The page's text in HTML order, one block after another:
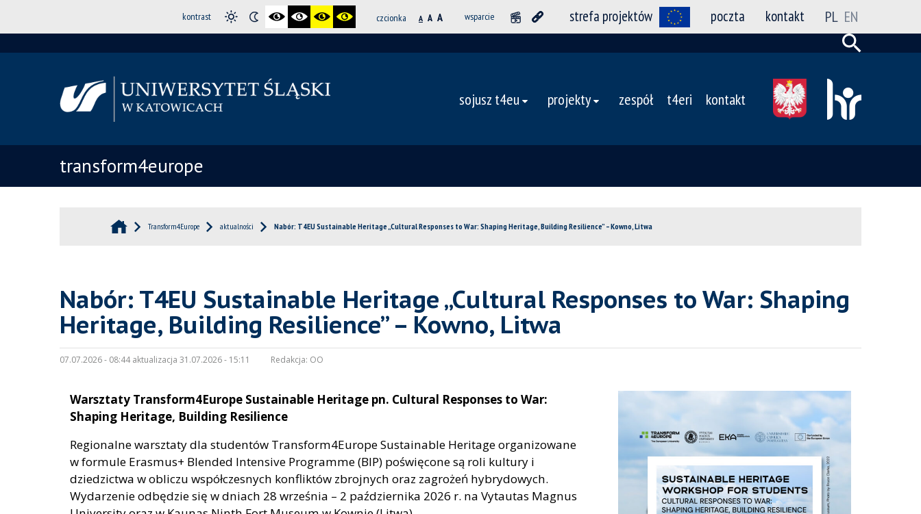
kontrast czcionka A A A wsparcie strefa projektów poczta kontakt PL EN
sojusz t4eu projekty zespół t4eri kontakt
transform4europe
Transform4Europe aktualności Nabór: T4EU Sustainable Heritage „Cultural Responses to War: Shaping Heritage, Building Resilience” – Kowno, Litwa
Nabór: T4EU Sustainable Heritage „Cultural Responses to War: Shaping
Heritage, Building Resilience” – Kowno, Litwa
07.07.2026 - 08:44 aktualizacja 31.07.2026 - 15:11 Redakcja: OO
Warsztaty Transform4Europe Sustainable Heritage pn. Cultural Responses to War:
Shaping Heritage, Building Resilience
Regionalne warsztaty dla studentów Transform4Europe Sustainable Heritage organizowane
w formule Erasmus+ Blended Intensive Programme (BIP) poświęcone są roli kultury i
dziedzictwa w obliczu współczesnych konfliktów zbrojnych oraz zagrożeń hybrydowych.
Wydarzenie odbędzie się w dniach 28 września – 2 października 2026 r. na Vytautas Magnus